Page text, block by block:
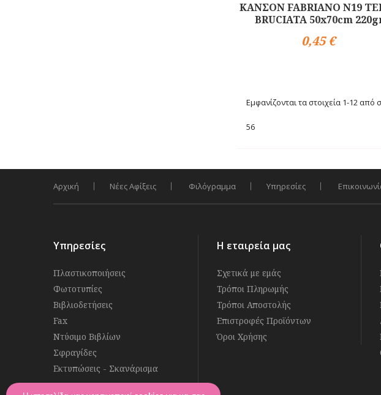
ΚΑΝΣΟΝ FABRIANO N19
BRUCIATA 50x70cm
0,45 €
Εμφανίζονται τα στοιχεία 1-12 από
56
Αρχική Νέες Αφίξεις Φιλόγραμμα Υπηρεσίες
Υπηρεσίες
Πλαστικοποιήσεις
Φωτοτυπίες
Βιβλιοδετήσεις
Fax
Ντύσιμο Βιβλίων
Σφραγίδες
Εκτυπώσεις - Σκανάρισμα
Η εταιρεία μας
Σχετικά με εμάς
Τρόποι Πληρωμής
Τρόποι Αποστολής
Επιστροφές Προϊόντων
Όροι Χρήσης